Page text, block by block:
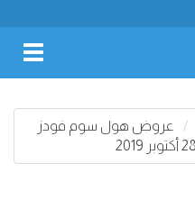
عروض هول سوم فودز